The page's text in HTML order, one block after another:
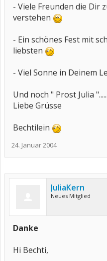
- Viele Freunden die Dir
verstehen
- Ein schönes Fest mit
liebsten
- Viel Sonne in Deinem
Und noch " Prost Julia
Liebe Grüsse
Bechtilein
24. Januar 2004
JuliaKern
Neues Mitglied
Danke
Hi Bechti,